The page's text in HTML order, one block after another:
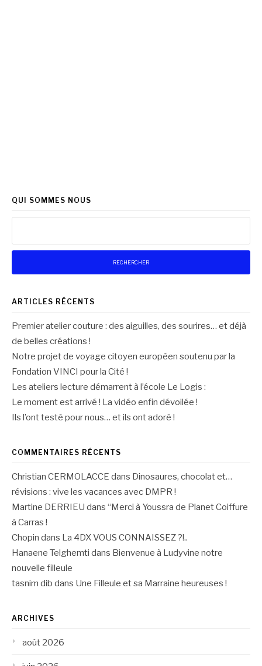
QUI SOMMES NOUS
ARTICLES RÉCENTS
Premier atelier couture : des aiguilles, des sourires… et déjà
de belles créations !
Notre projet de voyage citoyen européen soutenu par la
Fondation VINCI pour la Cité !
Les ateliers lecture démarrent à l’école Le Logis :
Le moment est arrivé ! La vidéo enfin dévoilée !
Ils l’ont testé pour nous… et ils ont adoré !
COMMENTAIRES RÉCENTS
Christian CERMOLACCE dans Dinosaures, chocolat et…
révisions : vive les vacances avec DMPR !
Martine DERRIEU dans “Merci à Youssra de Planet Coiffure
à Carras !
Chopin dans La 4DX VOUS CONNAISSEZ ?!..
Hanaene Telghemti dans Bienvenue à Ludyvine notre
nouvelle filleule
tasnim dib dans Une Filleule et sa Marraine heureuses !
ARCHIVES
août 2026